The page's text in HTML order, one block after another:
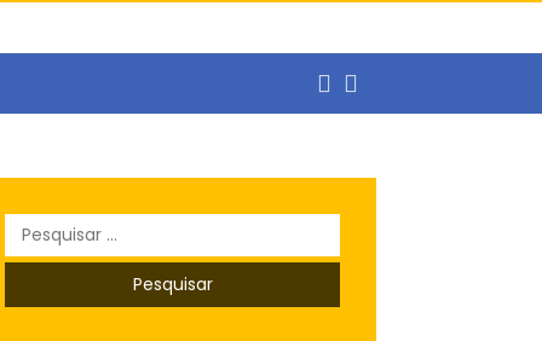
Ipês
Pesquisar
por: